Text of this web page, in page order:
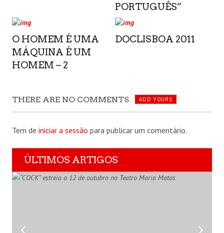
PORTUGUÊS”
O HOMEM É UMA
MÁQUINA É UM
HOMEM – 2
DOCLISBOA 2011
THERE ARE NO COMMENTS ADD YOURS
Tem de iniciar a sessão para publicar um comentário.
ÚLTIMOS ARTIGOS